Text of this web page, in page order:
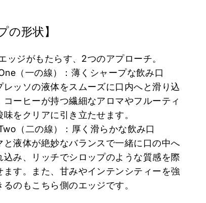
の形状】
ッジがもたらす、2つのアプローチ。
（一の線）：薄くシャープな飲み口
レッソの液体をスムーズに口内へと滑り込
コーヒーが持つ繊細なアロマやフルーティ
味をクリアに引き立たせます。
（二の線）：厚く滑らかな飲み口
と液体が絶妙なバランスで一緒に口の中へ
込み、リッチでシロップのような質感を際
ます。また、甘みやインテンシティーを強
るのもこちら側のエッジです。